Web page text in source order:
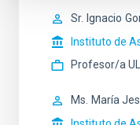
Sr. Ignacio
Instituto de
Profesor/a ULL
Ms. María